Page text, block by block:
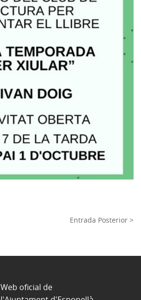
Entrada Posterior >
Web oficial de